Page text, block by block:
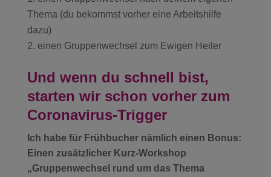
Thema (du bekommst vorher eine Arbeitshilfe
dazu)
einen Gruppenwechsel zum Ewigen Heiler
Und wenn du schnell bist,
starten wir schon vorher zum
Coronavirus-Trigger
Ich habe für Frühbucher nämlich einen Bonus:
Einen zusätzlicher Kurz-Workshop
„Gruppenwechsel rund um das Thema